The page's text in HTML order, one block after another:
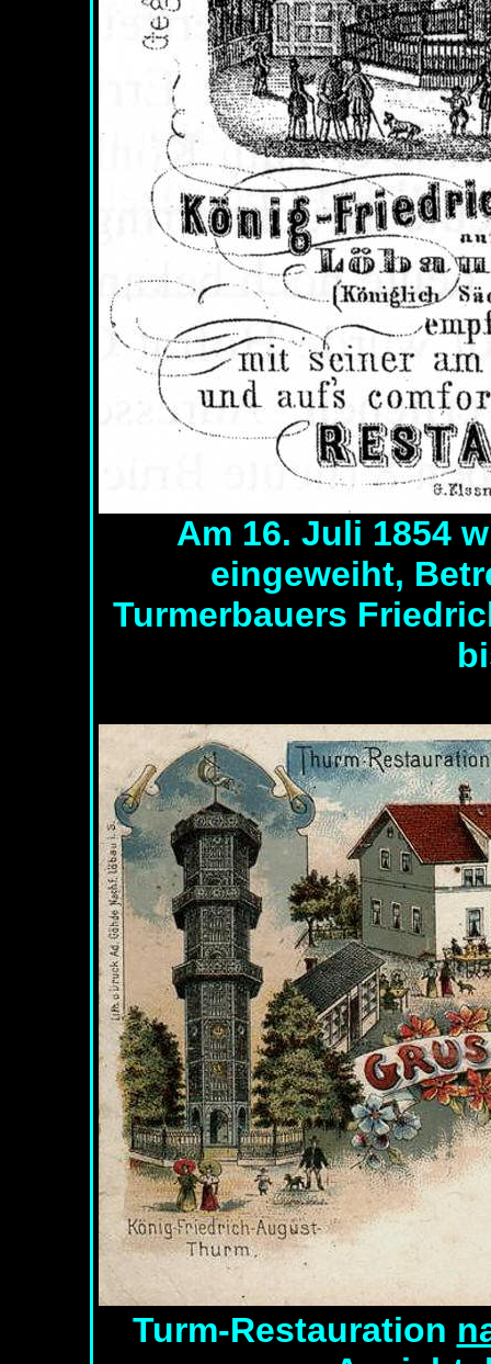
Am 16. Juli 1854
eingeweiht,
Turmerbauers
Turm-Restauration